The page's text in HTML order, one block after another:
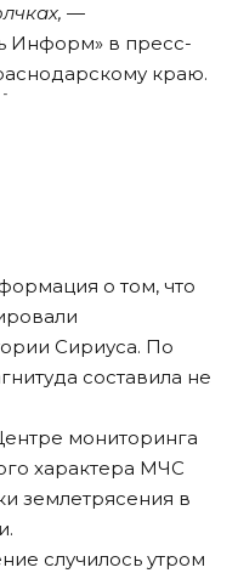
—
Информ» в пресс-
краю.
о том, что
Сириуса. По
составила не
мониторинга
характера МЧС
землетрясения в
случилось утром